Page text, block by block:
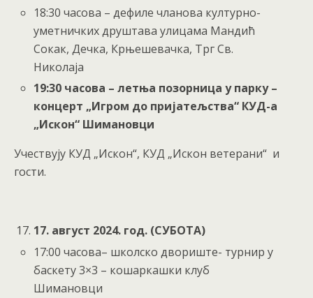
18:30 часова – дефиле чланова културно-
уметничких друштава улицама Мандић
Сокак, Дечка, Крњешевачка, Трг Св.
Николаја
19:30 часова – летња позорница у парку –
концерт „Игром до пријатељства“ КУД-а
„Искон“ Шимановци
Учествују КУД „Искон“, КУД „Искон ветерани“ и
гости.
17. август 2024. год. (СУБОТА)
17:00 часова– школско двориште- турнир у
баскету 3×3 – кошаркашки клуб
Шимановци